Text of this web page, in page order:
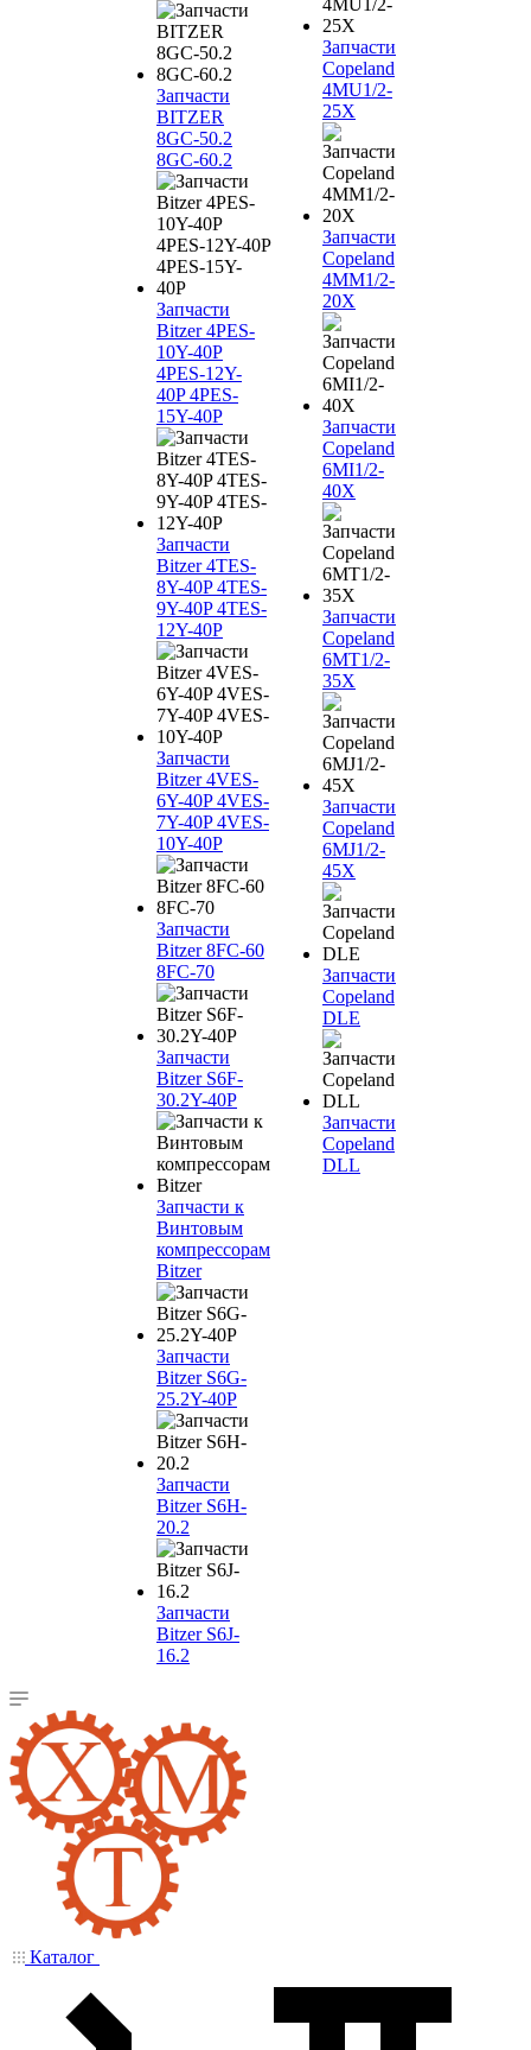
Запчасти
BITZER
8GC-50.2
8GC-60.2
Запчасти
Bitzer 4PES-
10Y-40P
4PES-12Y-
40P 4PES-
15Y-40P
Запчасти
Bitzer 4TES-
8Y-40P 4TES-
9Y-40P 4TES-
12Y-40P
Запчасти
Bitzer 4VES-
6Y-40P 4VES-
7Y-40P 4VES-
10Y-40P
Запчасти
Bitzer 8FC-60
8FC-70
Запчасти
Bitzer S6F-
30.2Y-40P
Запчасти к
Винтовым
компрессорам
Bitzer
Запчасти
Bitzer S6G-
25.2Y-40P
Запчасти
Bitzer S6H-
20.2
Запчасти
Bitzer S6J-
16.2
Запчасти
Copeland
4MU1/2-
25X
Запчасти
Copeland
4MM1/2-
20X
Запчасти
Copeland
6MI1/2-
40X
Запчасти
Copeland
6MT1/2-
35X
Запчасти
Copeland
6MJ1/2-
45X
Запчасти
Copeland
DLE
Запчасти
Copeland
DLL
Каталог